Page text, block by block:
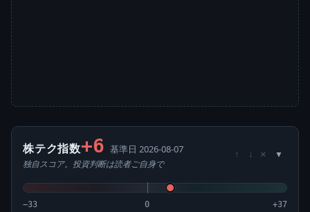
株テク指数+6 基準日 2026-08-07
独自スコア。投資判断は読者ご自身で
↑ ↓ ×
−33 0 +37